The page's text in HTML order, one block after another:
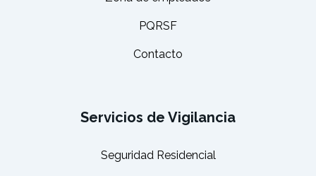
PQRSF
Contacto
Servicios de Vigilancia
Seguridad Residencial